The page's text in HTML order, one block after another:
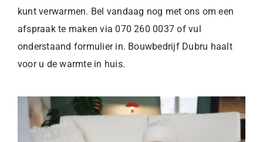
kunt verwarmen. Bel vandaag nog met ons om een
afspraak te maken via 070 260 0037 of vul
onderstaand formulier in. Bouwbedrijf Dubru haalt
voor u de warmte in huis.